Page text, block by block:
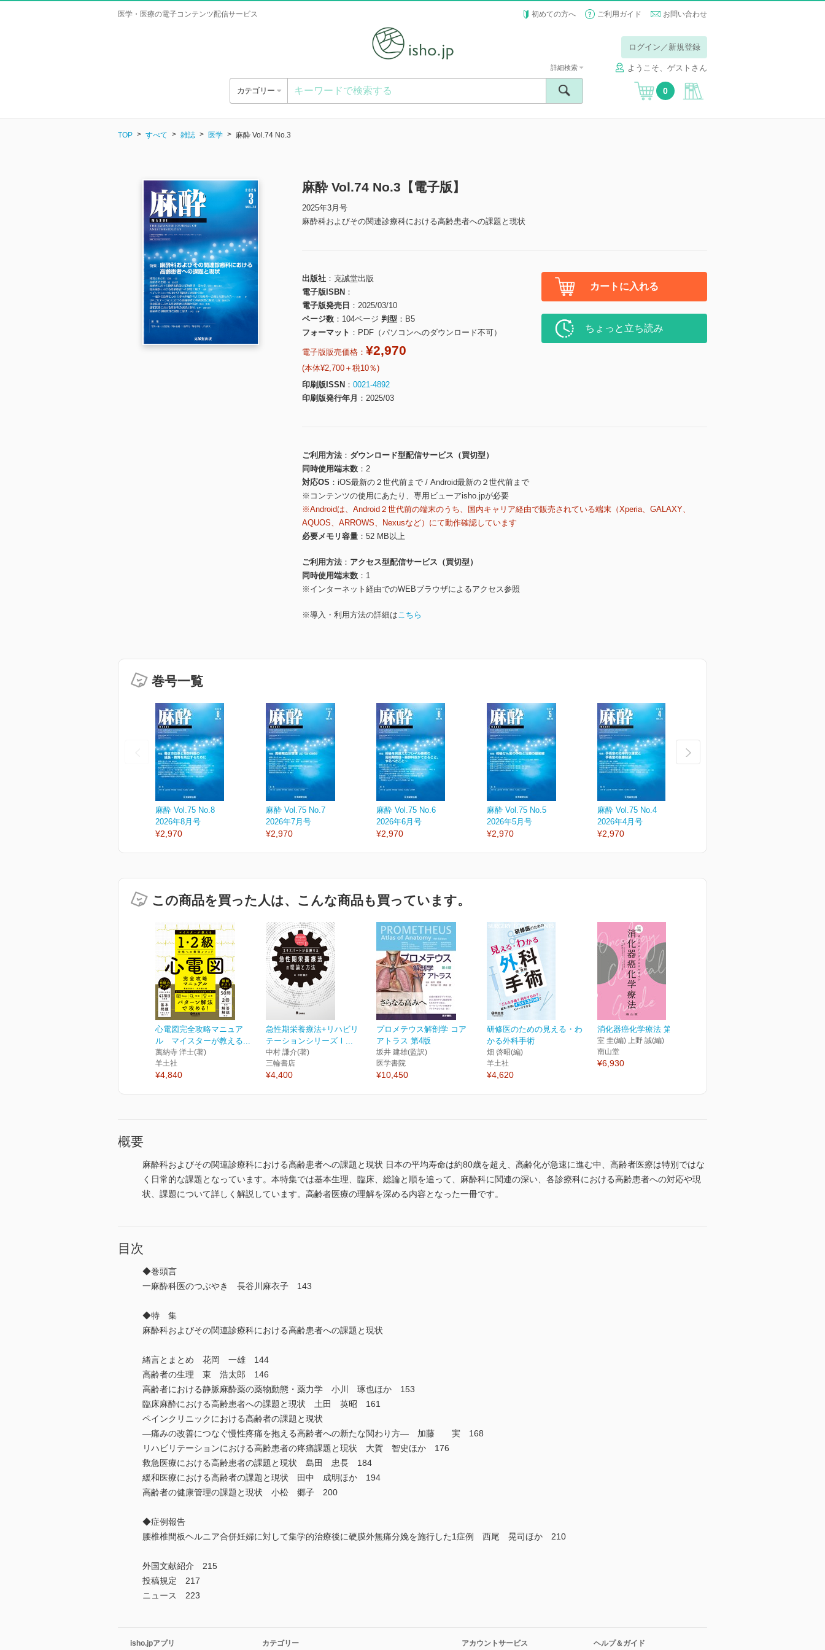
医学・医療の電子コンテンツ配信サービス 初めての方へ ご利用ガイド お問い合わせ
ログイン／新規登録
ようこそ、ゲストさん
カテゴリー
詳細検索
0
TOP すべて 雑誌 医学 麻酔 Vol.74 No.3
麻酔 Vol.74 No.3【電子版】
2025年3月号
麻酔科およびその関連診療科における高齢患者への課題と現状
出版社
克誠堂出版
電子版ISBN
電子版発売日
2025/03/10
ページ数
104ページ 判型
B5
フォーマット
PDF（パソコンへのダウンロード不可）
電子版販売価格： ¥2,970
(本体¥2,700＋税10％)
印刷版ISSN
0021-4892
印刷版発行年月
2025/03
カートに入れる
ちょっと立ち読み
ご利用方法
ダウンロード型配信サービス（買切型）
同時使用端末数
2
対応OS
iOS最新の２世代前まで / Android最新の２世代前まで
※コンテンツの使用にあたり、専用ビューアisho.jpが必要
※Androidは、Android２世代前の端末のうち、国内キャリア経由で販売されている端末（Xperia、GALAXY、
AQUOS、ARROWS、Nexusなど）にて動作確認しています
必要メモリ容量
52 MB以上
ご利用方法
アクセス型配信サービス（買切型）
同時使用端末数
1
※インターネット経由でのWEBブラウザによるアクセス参照
※導入・利用方法の詳細はこちら
巻号一覧
麻酔 Vol.75 No.8
2026年8月号
¥2,970
麻酔 Vol.75 No.7
2026年7月号
¥2,970
麻酔 Vol.75 No.6
2026年6月号
¥2,970
麻酔 Vol.75 No.5
2026年5月号
¥2,970
麻酔 Vol.75 No.4
2026年4月号
¥2,970
この商品を買った人は、こんな商品も買っています。
心電図完全攻略マニュア
ル マイスターが教える...
萬納寺 洋士(著)
羊土社
¥4,840
急性期栄養療法+リハビリ
テーションシリーズⅠ...
中村 謙介(著)
三輪書店
¥4,400
プロメテウス解剖学 コア
アトラス 第4版
坂井 建雄(監訳)
医学書院
¥10,450
研修医のための見える・わ
かる外科手術
畑 啓昭(編)
羊土社
¥4,620
消化器癌化学療法 第6版
室 圭(編) 上野 誠(編)
南山堂
¥6,930
概要
麻酔科およびその関連診療科における高齢患者への課題と現状 日本の平均寿命は約80歳を超え、高齢化が急速に進む中、高齢者医療は特別ではな
く日常的な課題となっています。本特集では基本生理、臨床、総論と順を追って、麻酔科に関連の深い、各診療科における高齢患者への対応や現
状、課題について詳しく解説しています。高齢者医療の理解を深める内容となった一冊です。
目次
◆巻頭言
一麻酔科医のつぶやき 長谷川麻衣子 143
◆特 集
麻酔科およびその関連診療科における高齢患者への課題と現状
緒言とまとめ 花岡 一雄 144
高齢者の生理 東 浩太郎 146
高齢者における静脈麻酔薬の薬物動態・薬力学 小川 琢也ほか 153
臨床麻酔における高齢患者への課題と現状 土田 英昭 161
ペインクリニックにおける高齢者の課題と現状
―痛みの改善につなぐ慢性疼痛を抱える高齢者への新たな関わり方― 加藤 実 168
リハビリテーションにおける高齢患者の疼痛課題と現状 大賀 智史ほか 176
救急医療における高齢患者の課題と現状 島田 忠長 184
緩和医療における高齢者の課題と現状 田中 成明ほか 194
高齢者の健康管理の課題と現状 小松 郷子 200
◆症例報告
腰椎椎間板ヘルニア合併妊婦に対して集学的治療後に硬膜外無痛分娩を施行した1症例 西尾 晃司ほか 210
外国文献紹介 215
投稿規定 217
ニュース 223
isho.jpアプリ カテゴリー アカウントサービス ヘルプ＆ガイド